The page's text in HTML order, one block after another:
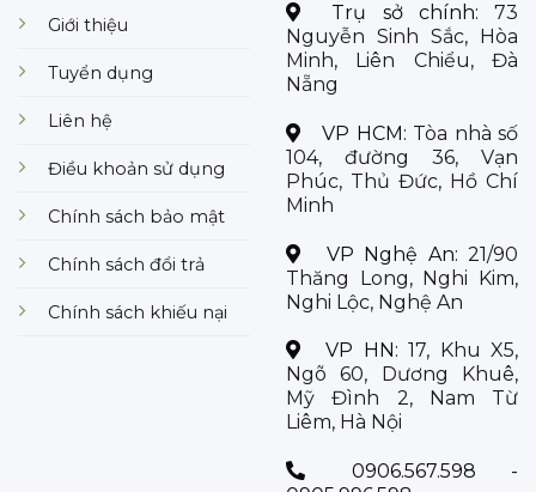
Giới thiệu
Tuyển dụng
Liên hệ
Điều khoản sử dụng
Chính sách bảo mật
Chính sách đổi trả
Chính sách khiếu nại
Trụ sở chính: 73
Nguyễn Sinh Sắc, Hòa
Minh, Liên Chiểu, Đà
Nẵng
VP HCM: Tòa nhà số
104, đường 36, Vạn
Phúc, Thủ Đức, Hồ Chí
Minh
VP Nghệ An: 21/90
Thăng Long, Nghi Kim,
Nghi Lộc, Nghệ An
VP HN:17, Khu X5,
Ngõ 60, Dương Khuê,
Mỹ Đình 2, Nam Từ
Liêm, Hà Nội
0906.567.598 -